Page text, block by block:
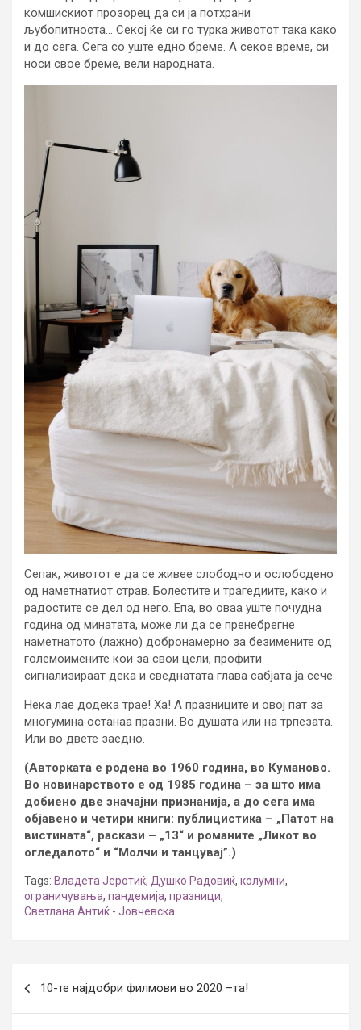
комшискиот прозорец да си ја потхрани
љубопитноста… Секој ќе си го турка животот така како
и до сега. Сега со уште едно бреме. А секое време, си
носи свое бреме, вели народната.
Сепак, животот е да се живее слободно и ослободено
од наметнатиот страв. Болестите и трагедиите, како и
радостите се дел од него. Епа, во оваа уште почудна
година од минатата, може ли да се пренебрегне
наметнатото (лажно) добронамерно за безимените од
големоимените кои за свои цели, профити
сигнализираат дека и сведнатата глава сабјата ја сече.
Нека лае додека трае! Ха! А празниците и овој пат за
многумина останаа празни. Во душата или на трпезата.
Или во двете заедно.
(Авторката е родена во 1960 година, во Куманово.
Во новинарството е од 1985 година – за што има
добиено две значајни признанија, а до сега има
објавено и четири книги: публицистика – „Патот на
вистината“, раскази – „13“ и романите „Ликот во
огледалото“ и “Молчи и танцувај”.)
Tags: Владета Јеротиќ, Душко Радовиќ, колумни,
ограничувања, пандемија, празници,
Светлана Антиќ - Јовчевска
navigation
10-те најдобри филмови во 2020 –та!